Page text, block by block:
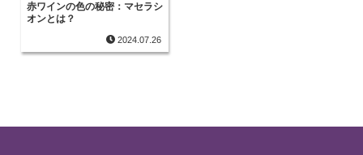
赤ワインの色の秘密：マセラシ
オンとは？
2024.07.26